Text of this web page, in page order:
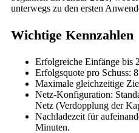
unterwegs zu den ersten
Wichtige Kennzahlen
Erfolgreiche Einfänge bis
Erfolgsquote pro Schuss:
Maximale gleichzeitige
Netz-Konfiguration:
Netz (Verdopplung der
Nachladezeit für
Minuten.